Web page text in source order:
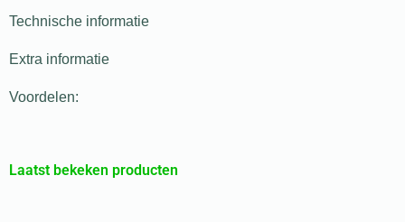
Technische informatie
Extra informatie
Voordelen:
Laatst bekeken producten